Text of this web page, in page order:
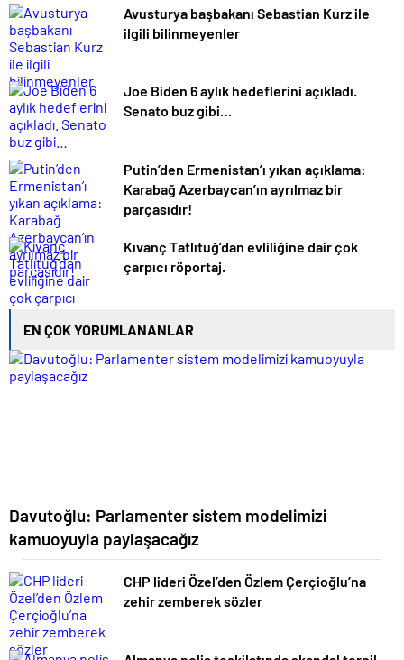
Avusturya başbakanı Sebastian Kurz ile
ilgili bilinmeyenler
Joe Biden 6 aylık hedeflerini açıkladı.
Senato buz gibi…
Putin’den Ermenistan’ı yıkan açıklama:
Karabağ Azerbaycan’ın ayrılmaz bir
parçasıdır!
Kıvanç Tatlıtuğ’dan evliliğine dair çok
çarpıcı röportaj.
EN ÇOK YORUMLANANLAR
Davutoğlu: Parlamenter sistem modelimizi
kamuoyuyla paylaşacağız
CHP lideri Özel’den Özlem Çerçioğlu’na
zehir zemberek sözler